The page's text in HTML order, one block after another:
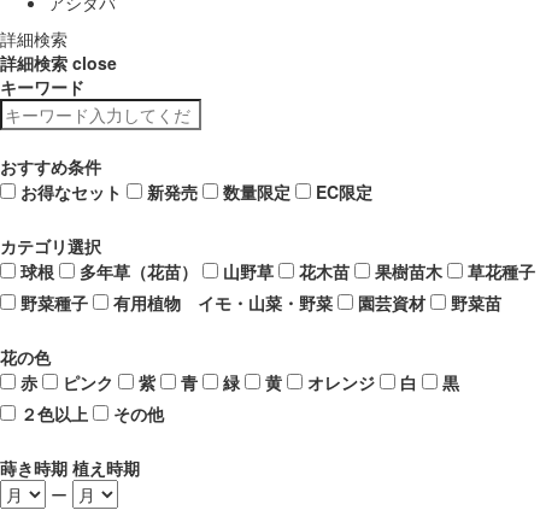
詳細検索
詳細検索 close
キーワード
おすすめ条件
お得なセット
新発売 数量限定 EC限定
カテゴリ選択
球根
多年草（花苗） 山野草 花木苗 果樹苗木
草花種子
野菜種子
有用植物 イモ・山菜・野菜 園芸資材 野菜苗
花の色
赤
ピンク 紫 青 緑 黄 オレンジ 白
黒
２色以上
その他
蒔き時期 植え時期
ー